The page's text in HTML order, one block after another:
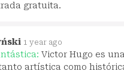
gratuita.
1 year ago
Victor Hugo es
artística como